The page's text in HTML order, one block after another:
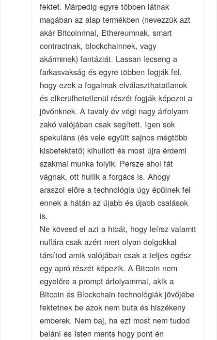
fektet. Márpedig egyre többen látnak
magában az alap termékben (nevezzük azt
akár Bitcoinnnal, Ethereumnak, smart
contractnak, blockchainnek, vagy
akárminek) fantáziát. Lassan lecseng a
farkasvakság és egyre többen fogják fel,
hogy ezek a fogalmak elválaszthatatlanok
és elkerülhetetlenül részét fogják képezni a
jövőnknek. A tavaly év végi nagy árfolyam
zakó valójában csak segített. Igen sok
spekuláns (és vele együtt sajnos mégtöbb
kisbefektető) kihullott és most újra érdemi
szakmai munka folyik. Persze ahol fát
vágnak, ott hullik a forgács is. Ahogy
araszol előre a technológia úgy épülnek fel
ennek a hátán az újabb és újabb csalások
is.
Ne kövesd el azt a hibát, hogy leírsz valamit
nullára csak azért mert olyan dolgokkal
társítod amik valójában csak a teljes egész
egy apró részét képezik. A Bitcoin nem
egyelőre a prompt árfolyammal, akik a
Bitcoin és Blockchain technológiák jövőjébe
fektetnek be azok nem buta és hiszékeny
emberek. Nem baj, ha ezt most nem tudod
beláni és Isten ments hogy pont én